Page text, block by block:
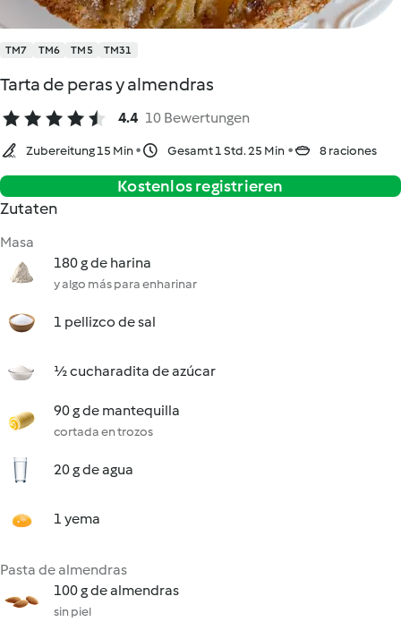
TM7 TM6 TM5 TM31
Tarta de peras y almendras
4.4 10 Bewertungen
Zubereitung 15 Min Gesamt 1 Std. 25 Min 8 raciones
Kostenlos registrieren
Zutaten
Masa
180 g de harina
y algo más para enharinar
1 pellizco de sal
½ cucharadita de azúcar
90 g de mantequilla
cortada en trozos
20 g de agua
1 yema
Pasta de almendras
100 g de almendras
sin piel